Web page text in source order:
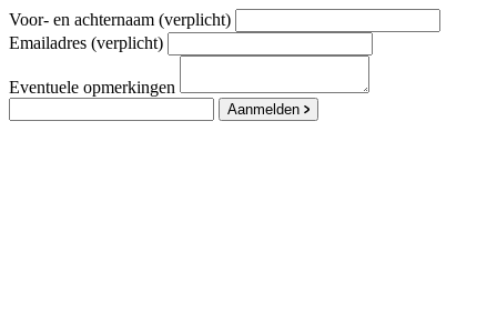
Voor- en achternaam (verplicht)
Emailadres (verplicht)
Eventuele opmerkingen
Aanmelden